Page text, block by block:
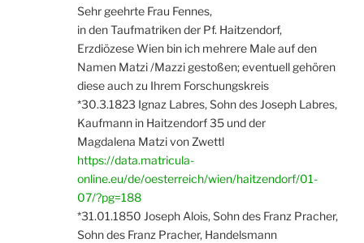
Sehr geehrte Frau Fennes,
in den Taufmatriken der Pf. Haitzendorf,
Erzdiözese Wien bin ich mehrere Male auf den
Namen Matzi /Mazzi gestoßen; eventuell gehören
diese auch zu Ihrem Forschungskreis
*30.3.1823 Ignaz Labres, Sohn des Joseph Labres,
Kaufmann in Haitzendorf 35 und der
Magdalena Matzi von Zwettl
https://data.matricula-
online.eu/de/oesterreich/wien/haitzendorf/01-
07/?pg=188
*31.01.1850 Joseph Alois, Sohn des Franz Pracher,
Sohn des Franz Pracher, Handelsmann